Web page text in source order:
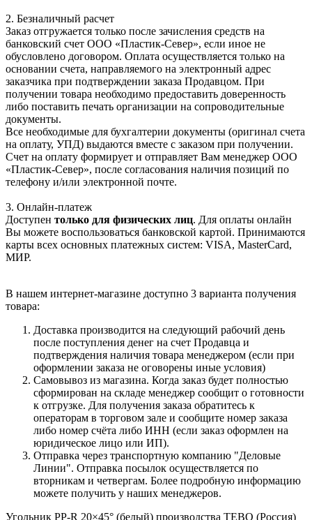
2. Безналичный расчет
Заказ отгружается только после зачисления средств на
банковский счет ООО «Пластик-Север», если иное не
обусловлено договором. Оплата осуществляется только на
основании счета, направляемого на электронный адрес
заказчика при подтверждении заказа Продавцом. При
получении товара необходимо предоставить доверенность
либо поставить печать организации на сопроводительные
документы.
Все необходимые для бухгалтерии документы (оригинал счета
на оплату, УПД) выдаются вместе с заказом при получении.
Счет на оплату формирует и отправляет Вам менеджер ООО
«Пластик-Север», после согласования наличия позиций по
телефону и/или электронной почте.
3. Онлайн-платеж
Доступен только для физических лиц. Для оплаты онлайн
Вы можете воспользоваться банковской картой. Принимаются
карты всех основных платежных систем: VISA, MasterCard,
МИР.
В нашем интернет-магазине доступно 3 варианта получения
товара:
Доставка производится на следующий рабочий день
после поступления денег на счет Продавца и
подтверждения наличия товара менеджером (если при
оформлении заказа не оговорены иные условия)
Самовывоз из магазина. Когда заказ будет полностью
сформирован на складе менеджер сообщит о готовности
к отгрузке. Для получения заказа обратитесь к
операторам в торговом зале и сообщите номер заказа
либо номер счёта либо ИНН (если заказ оформлен на
юридическое лицо или ИП).
Отправка через транспортную компанию "Деловые
Линии". Отправка посылок осуществляется по
вторникам и четвергам. Более подробную информацию
можете получить у наших менеджеров.
Угольник PP-R 20×45° (белый) производства TEBO (Россия)